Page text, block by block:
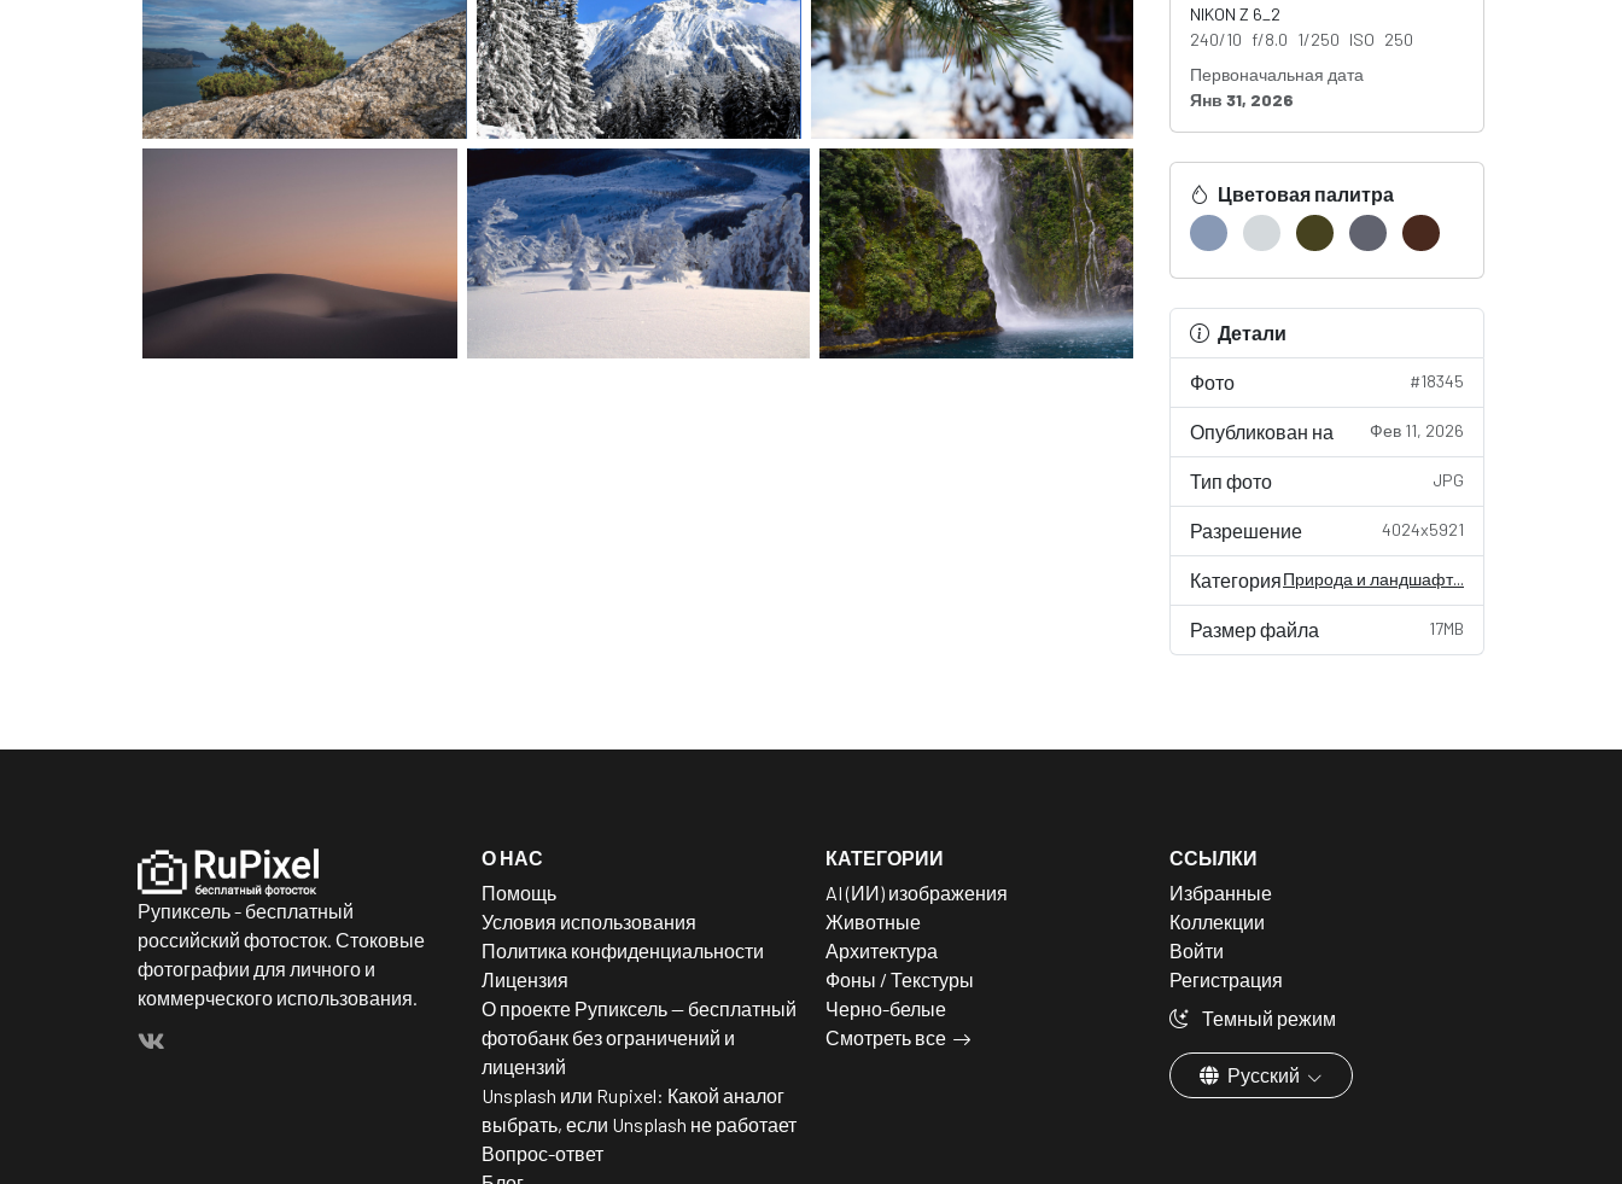
NIKON Z 6_2
240/10 f/8.0 1/250 ISO 250
Первоначальная дата
Янв 31, 2026
Цветовая палитра
Детали
Фото #18345
Опубликован на Фев 11, 2026
Тип фото JPG
Разрешение 4024x5921
КатегорияПрирода и ландшафт...
Размер файла 17MB
Рупиксель - бесплатный
российский фотосток. Стоковые
фотографии для личного и
коммерческого использования.
О НАС
Помощь
Условия использования
Политика конфиденциальности
Лицензия
О проекте Рупиксель — бесплатный
фотобанк без ограничений и
лицензий
Unsplash или Rupixel: Какой аналог
выбрать, если Unsplash не работает
Вопрос-ответ
КАТЕГОРИИ
AI (ИИ) изображения
Животные
Архитектура
Фоны / Текстуры
Черно-белые
Смотреть все
ССЫЛКИ
Избранные
Коллекции
Войти
Регистрация
Темный режим
Русский